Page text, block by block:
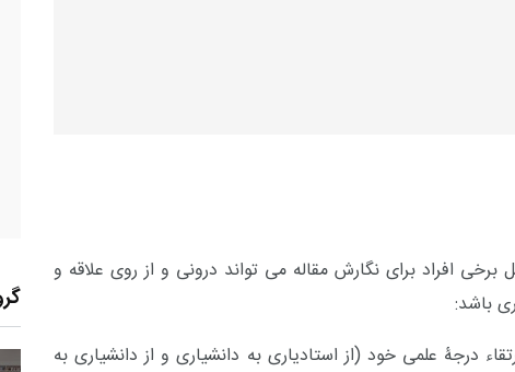
برخی افراد برای نگارش مقاله می تواند درونی و از روی علاقه و
باشد:
درجۀ علمی خود (از استادیاری به دانشیاری و از دانشیاری به